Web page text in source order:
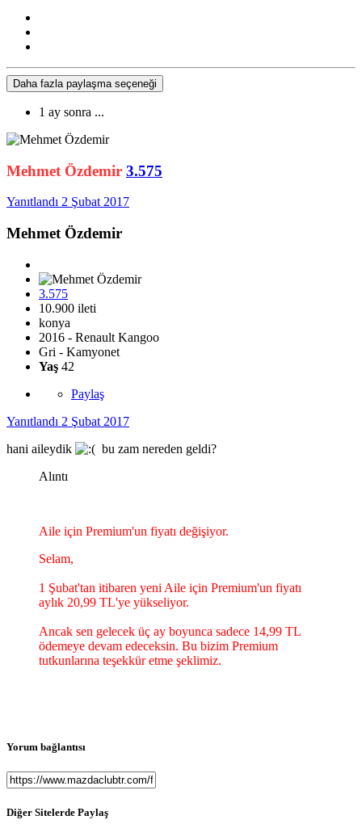
Daha fazla paylaşma seçeneği
1 ay sonra ...
Mehmet Özdemir 3.575
Yanıtlandı 2 Şubat 2017
Mehmet Özdemir
3.575
10.900 ileti
konya
2016 - Renault Kangoo
Gri - Kamyonet
Yaş 42
Paylaş
Yanıtlandı 2 Şubat 2017
hani aileydik
bu zam nereden geldi?
Alıntı
Aile için Premium'un fiyatı değişiyor.
Selam,
1 Şubat'tan itibaren yeni Aile için Premium'un fiyatı
aylık 20,99 TL'ye yükseliyor.
Ancak sen gelecek üç ay boyunca sadece 14,99 TL
ödemeye devam edeceksin. Bu bizim Premium
tutkunlarına teşekkür etme şeklimiz.
Yorum bağlantısı
Diğer Sitelerde Paylaş